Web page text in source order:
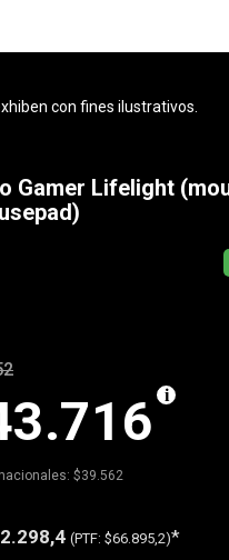
con fines ilustrativos.
Gamer Lifelight
$39.562
(PTF: $66.895,2)*